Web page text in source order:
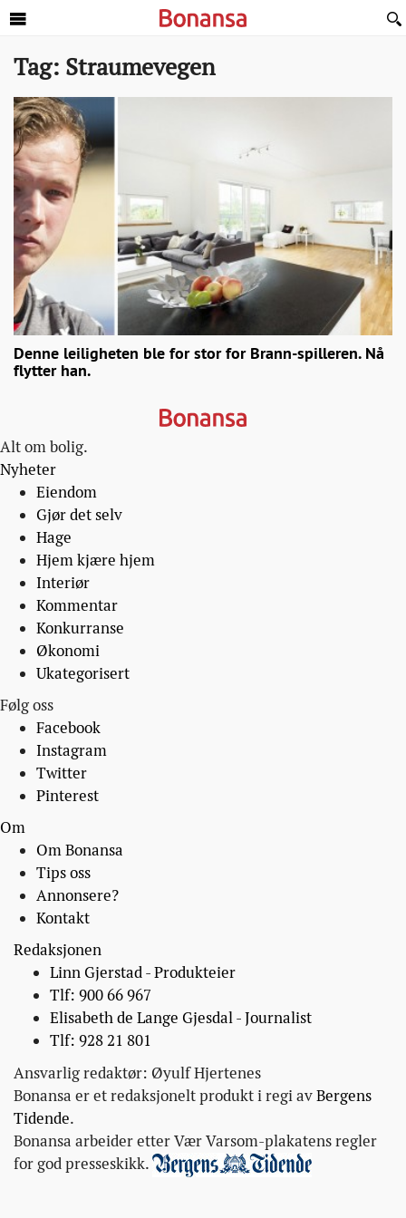
Tag: Straumevegen
Denne leiligheten ble for stor for Brann-spilleren. Nå
flytter han.
Alt om bolig.
Nyheter
Eiendom
Gjør det selv
Hage
Hjem kjære hjem
Interiør
Kommentar
Konkurranse
Økonomi
Ukategorisert
Følg oss
Facebook
Instagram
Twitter
Pinterest
Om
Om Bonansa
Tips oss
Annonsere?
Kontakt
Redaksjonen
Linn Gjerstad - Produkteier
Tlf: 900 66 967
Elisabeth de Lange Gjesdal - Journalist
Tlf: 928 21 801
Ansvarlig redaktør: Øyulf Hjertenes
Bonansa er et redaksjonelt produkt i regi avBergens
Tidende.
Bonansa arbeider etter Vær Varsom-plakatens regler
for god presseskikk.